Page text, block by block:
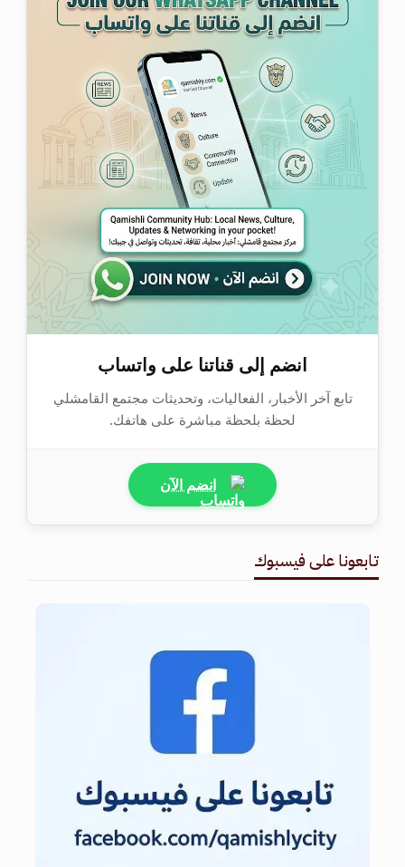
انضم إلى قناتنا على واتساب
تابع آخر الأخبار، الفعاليات، وتحديثات مجتمع القامشلي
لحظة بلحظة مباشرة على هاتفك.
انضم الآن
تابعونا على فيسبوك